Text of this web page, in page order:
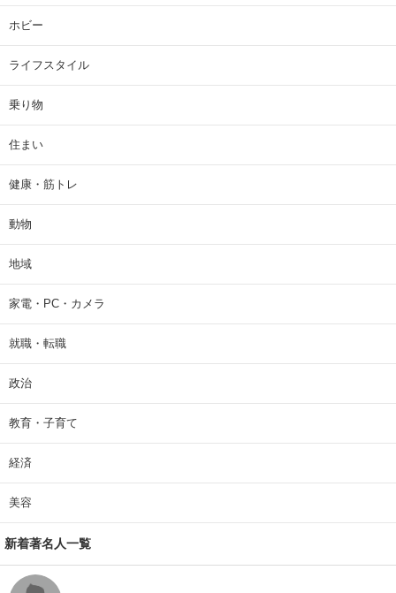
ホビー
ライフスタイル
乗り物
住まい
健康・筋トレ
動物
地域
家電・PC・カメラ
就職・転職
政治
教育・子育て
経済
美容
新着著名人一覧